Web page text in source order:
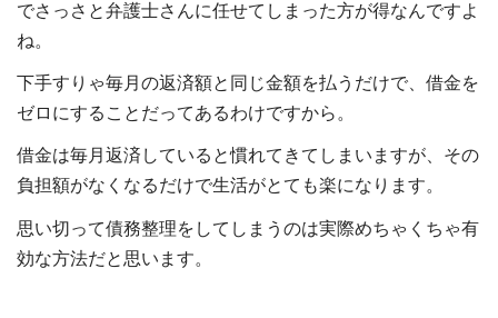
でさっさと弁護士さんに任せてしまった方が得なんですよ
ね。
下手すりゃ毎月の返済額と同じ金額を払うだけで、借金を
ゼロにすることだってあるわけですから。
借金は毎月返済していると慣れてきてしまいますが、その
負担額がなくなるだけで生活がとても楽になります。
思い切って債務整理をしてしまうのは実際めちゃくちゃ有
効な方法だと思います。